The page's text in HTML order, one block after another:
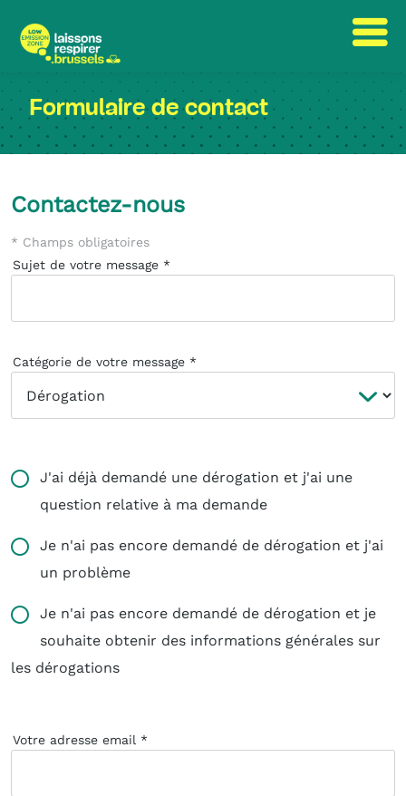
Passer
au
contenu
Passer
à
la
navigation
Formulaire de contact
Contactez-nous
* Champs obligatoires
Sujet de votre message
Catégorie de votre message
J'ai déjà demandé une dérogation et j'ai une
question relative à ma demande
Je n'ai pas encore demandé de dérogation et j'ai
un problème
Je n'ai pas encore demandé de dérogation et je
souhaite obtenir des informations générales sur
les dérogations
Votre adresse email